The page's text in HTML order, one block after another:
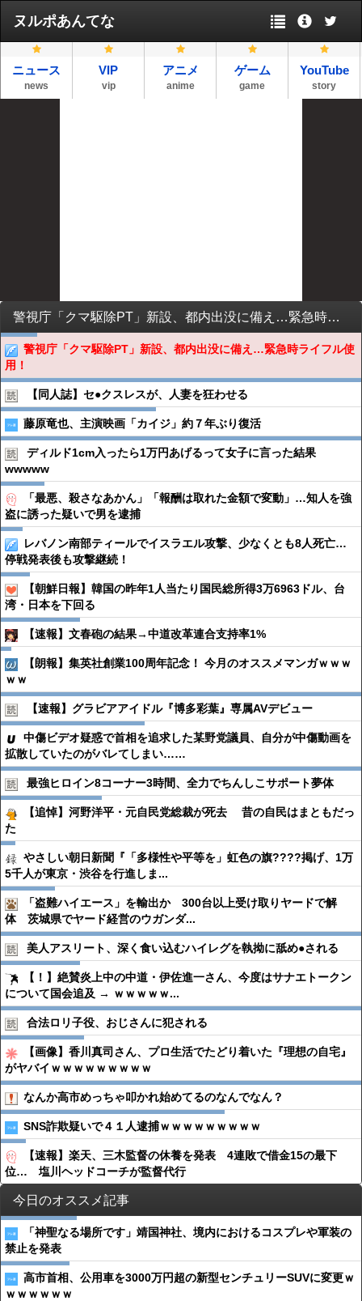
ヌルポあんてな
ニュース
news
VIP
vip
アニメ
anime
ゲーム
game
YouTube
story
警視庁「クマ駆除PT」新設、都内出没に備え…緊急時ライフル使用！
警視庁「クマ駆除PT」新設、都内出没に備え…緊急時ライフル使
用！
【同人誌】セ●︎クスレスが、人妻を狂わせる
藤原竜也、主演映画「カイジ」約７年ぶり復活
ディルド1cm入ったら1万円あげるって女子に言った結果
wwwww
「最悪、殺さなあかん」「報酬は取れた金額で変動」…知人を強
盗に誘った疑いで男を逮捕
レバノン南部ティールでイスラエル攻撃、少なくとも8人死亡…
停戦発表後も攻撃継続！
【朝鮮日報】韓国の昨年1人当たり国民総所得3万6963ドル、台
湾・日本を下回る
【速報】文春砲の結果→中道改革連合支持率1%
【朗報】集英社創業100周年記念！ 今月のオススメマンガｗｗｗ
ｗｗ
【速報】グラビアアイドル『博多彩葉』専属AVデビュー
中傷ビデオ疑惑で首相を追求した某野党議員、自分が中傷動画を
拡散していたのがバレてしまい……
最強ヒロイン8コーナー3時間、全力でちんしこサポート夢体
【追悼】河野洋平・元自民党総裁が死去 昔の自民はまともだっ
た
やさしい朝日新聞『「多様性や平等を」虹色の旗????掲げ、1万
5千人が東京・渋谷を行進しま...
「盗難ハイエース」を輸出か 300台以上受け取りヤードで解
体 茨城県でヤード経営のウガンダ...
美人アスリート、深く食い込むハイレグを執拗に舐め●︎される
【！】絶賛炎上中の中道・伊佐進一さん、今度はサナエトークン
について国会追及 → ｗｗｗｗｗ...
合法ロリ子役、おじさんに犯される
【画像】香川真司さん、プロ生活でたどり着いた『理想の自宅』
がヤバイｗｗｗｗｗｗｗｗｗ
なんか高市めっちゃ叩かれ始めてるのなんでなん？
SNS詐欺疑いで４１人逮捕ｗｗｗｗｗｗｗｗｗ
【速報】楽天、三木監督の休養を発表 4連敗で借金15の最下
位… 塩川ヘッドコーチが監督代行
今日のオススメ記事
「神聖なる場所です」靖国神社、境内におけるコスプレや軍装の
禁止を発表
高市首相、公用車を3000万円超の新型センチュリーSUVに変更ｗ
ｗｗｗｗｗｗ